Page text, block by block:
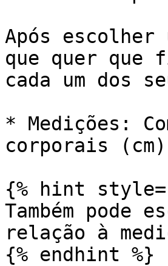
Após escolher
que quer que
cada um dos
* Medições:
corporais
{% hint
Também pode
relação à
{% endhint %}